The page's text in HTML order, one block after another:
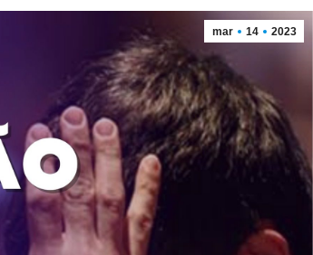
mar 14 2023